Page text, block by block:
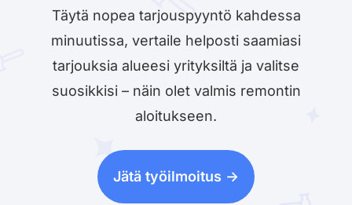
Täytä nopea tarjouspyyntö kahdessa
minuutissa, vertaile helposti saamiasi
tarjouksia alueesi yrityksiltä ja valitse
suosikkisi – näin olet valmis remontin
aloitukseen.
Jätä työilmoitus ->